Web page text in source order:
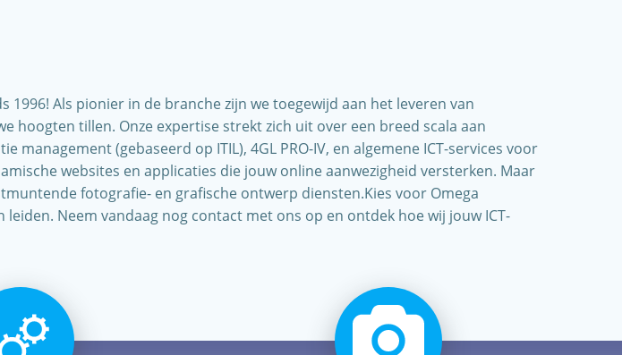
Als pionier in de branche zijn we toegewijd aan het leveren van
hoogten tillen. Onze expertise strekt zich uit over een breed scala aan
(gebaseerd op ITIL), 4GL PRO-IV, en algemene ICT-services voor
websites en applicaties die jouw online aanwezigheid versterken. Maar
fotografie- en grafische ontwerp diensten.Kies voor Omega
Neem vandaag nog contact met ons op en ontdek hoe wij jouw ICT-